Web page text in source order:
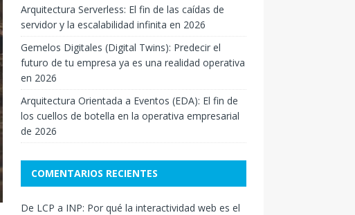
Arquitectura Serverless: El fin de las caídas de
servidor y la escalabilidad infinita en 2026
Gemelos Digitales (Digital Twins): Predecir el
futuro de tu empresa ya es una realidad operativa
en 2026
Arquitectura Orientada a Eventos (EDA): El fin de
los cuellos de botella en la operativa empresarial
de 2026
COMENTARIOS RECIENTES
De LCP a INP: Por qué la interactividad web es el